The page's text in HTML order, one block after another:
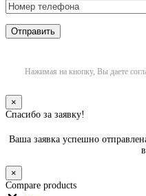
Нажимая на кнопку, Вы даете
×
Спасибо за заявку!
Ваша заявка успешно
×
Compare products